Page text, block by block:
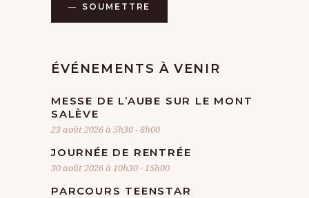
SOUMETTRE
ÉVÉNEMENTS À VENIR
MESSE DE L’AUBE SUR LE MONT
SALÈVE
23 août 2026 à 5h30-8h00
JOURNÉE DE RENTRÉE
30 août 2026 à 10h30-15h00
PARCOURS TEENSTAR